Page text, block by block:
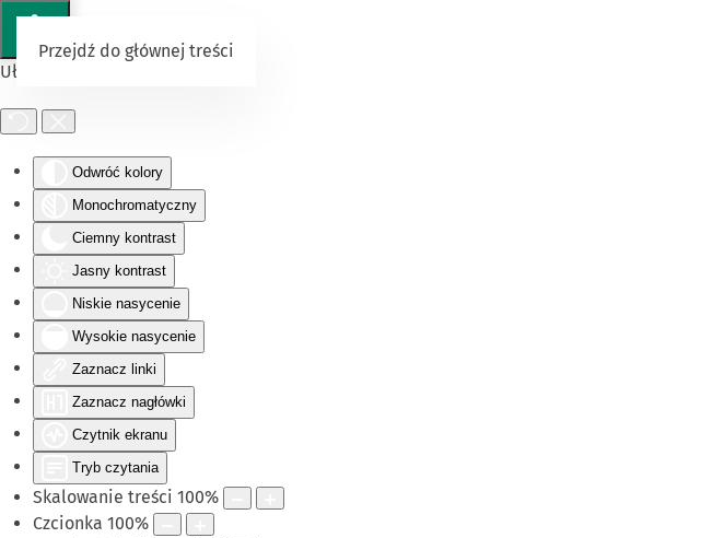
Ułatwienia dostępu
Odwróć kolory
Monochromatyczny
Ciemny kontrast
Jasny kontrast
Niskie nasycenie
Wysokie nasycenie
Zaznacz linki
Zaznacz nagłówki
Czytnik ekranu
Tryb czytania
Skalowanie treści 100%
Czcionka 100%
Przejdź do głównej treści